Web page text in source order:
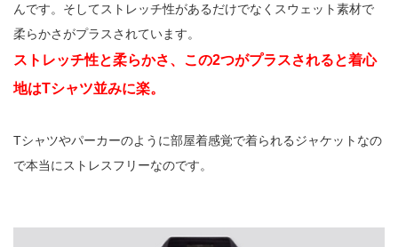
んです。そしてストレッチ性があるだけでなくスウェット素材で
柔らかさがプラスされています。
ストレッチ性と柔らかさ、この2つがプラスされると着心
地はTシャツ並みに楽。
Tシャツやパーカーのように部屋着感覚で着られるジャケットなの
で本当にストレスフリーなのです。